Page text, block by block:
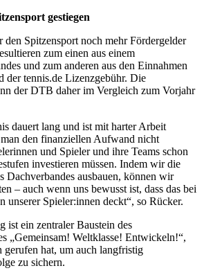
gestiegen
den Spitzensport noch mehr Fördergelder
zum einen aus einem
und zum anderen aus den Einnahmen
der tennis.de Lizenzgebühr. Die
der DTB daher im Vergleich zum Vorjahr
dauert lang und ist mit harter Arbeit
den finanziellen Aufwand nicht
und Spieler und ihre Teams schon
investieren müssen. Indem wir die
Dachverbandes ausbauen, können wir
– auch wenn uns bewusst ist, dass das bei
unserer Spieler:innen deckt“, so Rücker.
ist ein zentraler Baustein des
„Gemeinsam! Weltklasse! Entwickeln!“,
hat, um auch langfristig
zu sichern.